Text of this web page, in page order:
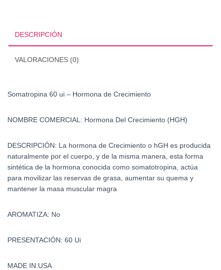
DESCRIPCIÓN
VALORACIONES (0)
Somatropina 60 ui – Hormona de Crecimiento
NOMBRE COMERCIAL: Hormona Del Crecimiento (HGH)
DESCRIPCIÓN: La hormona de Crecimiento o hGH es producida
naturalmente por el cuerpo, y de la misma manera, esta forma
sintética de la hormona conocida como somatotropina, actúa
para movilizar las reservas de grasa, aumentar su quema y
mantener la masa muscular magra
AROMATIZA: No
PRESENTACIÓN: 60 Ui
MADE IN:USA